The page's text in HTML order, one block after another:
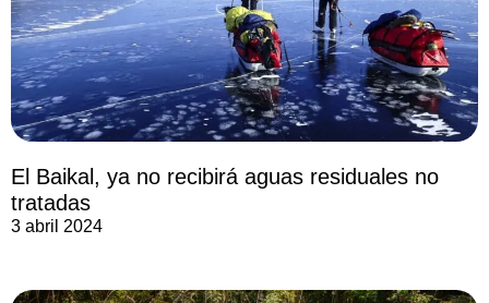
El Baikal, ya no recibirá aguas residuales no
tratadas
3 abril 2024